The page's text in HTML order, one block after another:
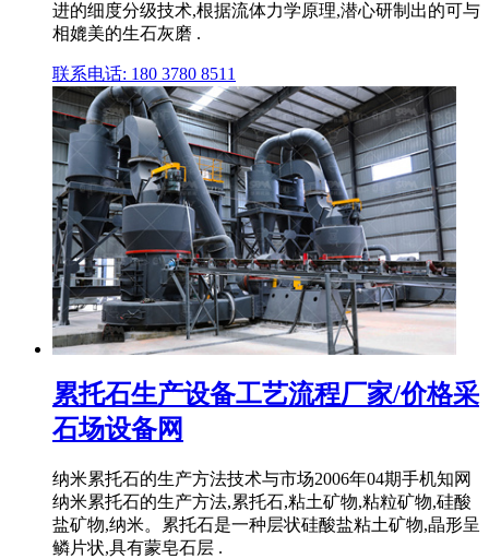
进的细度分级技术,根据流体力学原理,潜心研制出的可与
相媲美的生石灰磨 .
联系电话: 180 3780 8511
累托石生产设备工艺流程厂家/价格采
石场设备网
纳米累托石的生产方法技术与市场2006年04期手机知网
纳米累托石的生产方法,累托石,粘土矿物,粘粒矿物,硅酸
盐矿物,纳米。累托石是一种层状硅酸盐粘土矿物,晶形呈
鳞片状,具有蒙皂石层 .